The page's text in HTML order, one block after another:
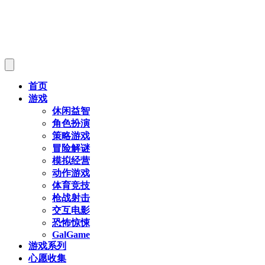
首页
游戏
休闲益智
角色扮演
策略游戏
冒险解谜
模拟经营
动作游戏
体育竞技
枪战射击
交互电影
恐怖惊悚
GalGame
游戏系列
心愿收集